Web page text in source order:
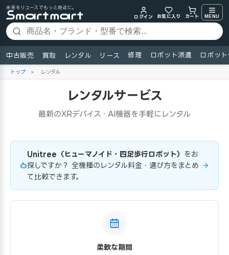
未来をリユースでもっと身近に。
ログイン
お気に入り カート MENU
中古販売 買取 レンタル リース 修理 ロボット派遣 ロボッ
トップ > レンタル
レンタルサービス
最新のXRデバイス・AI機器を手軽にレンタル
Unitree（ヒューマノイド・四足歩行ロボット） をお
探しですか？ 全機種のレンタル料金・選び方をまとめ
て比較できます。
柔軟な期間